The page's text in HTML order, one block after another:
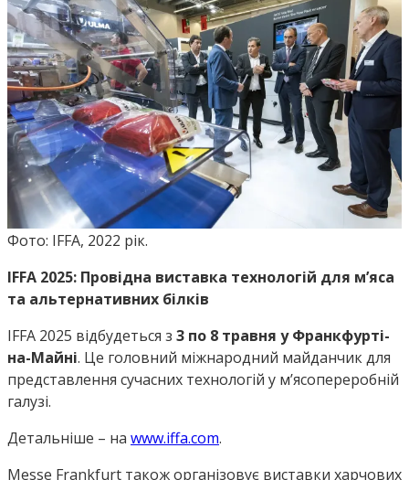
Фото: IFFA, 2022 рік.
IFFA 2025: Провідна виставка технологій для м’яса
та альтернативних білків
IFFA 2025 відбудеться з 3 по 8 травня у Франкфурті-
на-Майні. Це головний міжнародний майданчик для
представлення сучасних технологій у м’ясопереробній
галузі.
Детальніше – на www.iffa.com.
Messe Frankfurt також організовує виставки харчових